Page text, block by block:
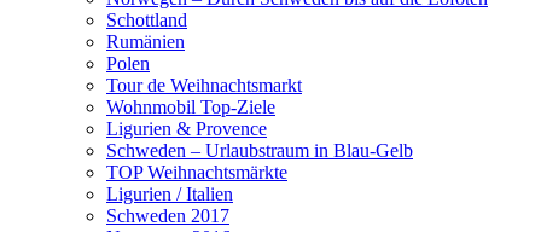
Schottland
Rumänien
Polen
Tour de Weihnachtsmarkt
Wohnmobil Top-Ziele
Ligurien & Provence
Schweden – Urlaubstraum in Blau-Gelb
TOP Weihnachtsmärkte
Ligurien / Italien
Schweden 2017